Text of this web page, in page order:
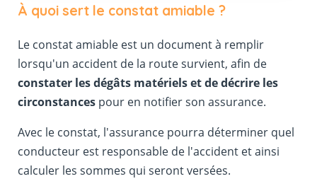
À quoi sert le constat amiable ?
Le constat amiable est un document à remplir
lorsqu'un accident de la route survient, afin de
constater les dégâts matériels et de décrire les
circonstancespour en notifier son assurance.
Avec le constat, l'assurance pourra déterminer quel
conducteur est responsable de l'accident et ainsi
calculer les sommes qui seront versées.